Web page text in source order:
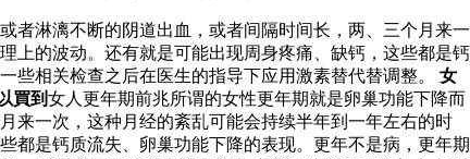
者淋漓不断的阴道出血，或者间隔时间长，两、三个月来一
上的波动。还有就是可能出现周身疼痛、缺钙，这些都是钙
些相关检查之后在医生的指导下应用激素替代替调整。 女
買到女人更年期前兆所谓的女性更年期就是卵巢功能下降而
来一次，这种月经的紊乱可能会持续半年到一年左右的时
都是钙质流失、卵巢功能下降的表现。更年不是病，更年期